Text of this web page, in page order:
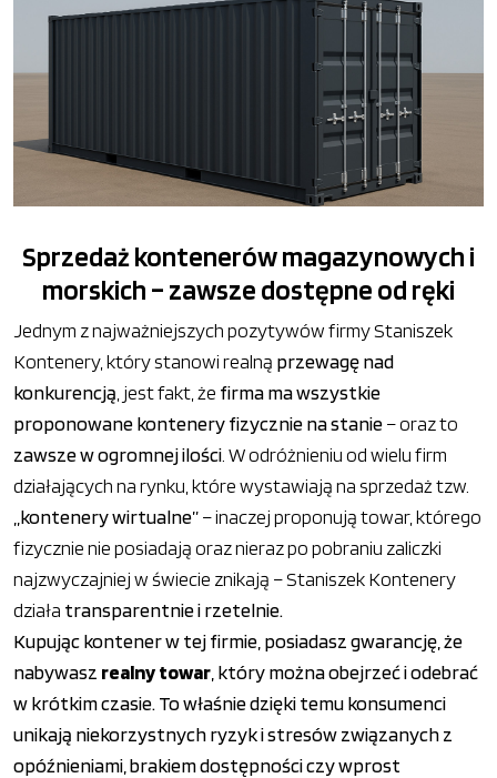
Sprzedaż kontenerów magazynowych i
morskich – zawsze dostępne od ręki
Jednym z najważniejszych pozytywów firmy Staniszek
Kontenery, który stanowi realną przewagę nad
konkurencją , jest fakt, że firma ma wszystkie
proponowane kontenery fizycznie na stanie– oraz to
zawsze w ogromnej ilości . W odróżnieniu od wielu firm
działających na rynku, które wystawiają na sprzedaż tzw.
„kontenery wirtualne”– inaczej proponują towar, którego
fizycznie nie posiadają oraz nieraz po pobraniu zaliczki
najzwyczajniej w świecie znikają – Staniszek Kontenery
działa transparentnie i rzetelnie.
Kupując kontener w tej firmie, posiadasz gwarancję, że
nabywasz realny towar , który można obejrzeć i odebrać
w krótkim czasie. To właśnie dzięki temu konsumenci
unikają niekorzystnych ryzyk i stresów związanych z
opóźnieniami, brakiem dostępności czy wprost